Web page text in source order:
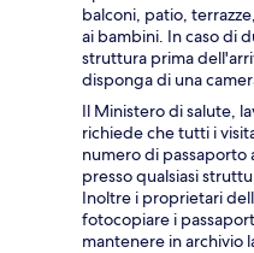
balconi, patio,
ai bambini. In caso di
struttura prima
disponga di una
Il Ministero di salute,
richiede che tutti i
numero di passaporto
presso qualsiasi
Inoltre i proprietari
fotocopiare i
mantenere in archivio